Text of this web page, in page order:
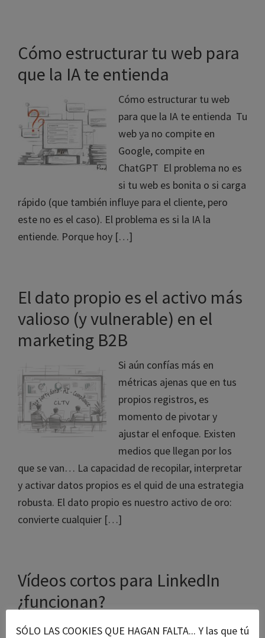
Cómo estructurar tu web para
que la IA te entienda
Cómo estructurar tu web
para que la IA te entienda Tu
web ya no compite en
Google, compite en
ChatGPT El problema no es
si tu web es bonita o si carga
rápido (que también influye para el cliente, pero
este no es el caso). El problema es si la IA la
entiende. Porque hoy […]
El dato propio es el activo más
valioso (y vulnerable) en el
marketing B2B
Si aún confías más en
métricas ajenas que en tus
propios registros, es
momento de pivotar y
ajustar el enfoque. Existen
medios que llegan por los
que se van… La capacidad de recopilar, interpretar
y activar datos propios es el quid de una estrategia
robusta. El dato propio es nuestro activo de oro:
convierte cualquier […]
Vídeos cortos para LinkedIn
¿funcionan?
Hasta hace nada, en el
SÓLO LAS COOKIES QUE HAGAN FALTA... Y las que tú